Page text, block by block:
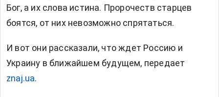
Бог, а их слова истина. Пророчеств старцев
боятся, от них невозможно спрятаться.
И вот они рассказали, что ждет Россию и
Украину в ближайшем будущем, передает
znaj.ua.